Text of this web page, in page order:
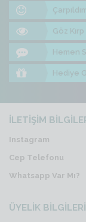
Göz Kırp
Hemen
Hediye
İLETİŞİM
Instagram
Cep Telefonu
Whatsapp Var Mı?
ÜYELİK